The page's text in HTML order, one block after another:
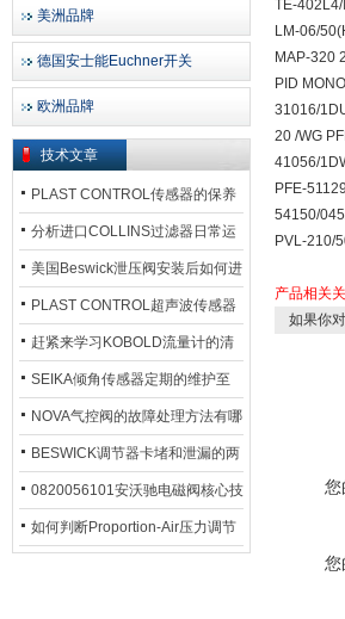
美洲品牌
德国安士能Euchner开关
欧洲品牌
技术文章
PLAST CONTROL传感器的保养
方法
分析进口COLLINS过滤器日常运
行排污步骤
美国Beswick泄压阀安装后如何进
行调试?
PLAST CONTROL超声波传感器
工作原理了解吗？
赶紧来学习KOBOLD流量计的清
洗流程吧
SEIKA倾角传感器定期的维护至
关重要
NOVA气控阀的故障处理方法有哪
些？
BESWICK调节器卡堵和泄漏的两
大问题解决措施
0820056101安沃驰电磁阀核心技
术参数
如何判断Proportion-Air压力调节
TE-
LM-06/
MAP-320
PID
31016/
20 /WG
41056/
PFE-
54150/
PVL-210/
产品相关
如果你对
您
您